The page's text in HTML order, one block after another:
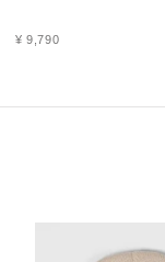
¥ 9,790